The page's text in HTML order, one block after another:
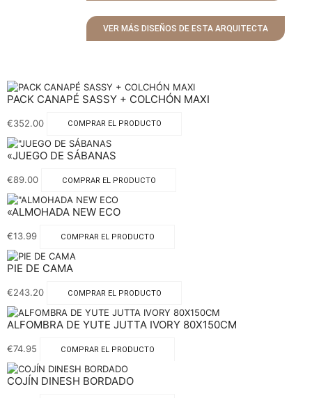
VER MÁS DISEÑOS DE ESTA ARQUITECTA
PACK CANAPÉ SASSY + COLCHÓN MAXI
€352.00 COMPRAR EL PRODUCTO
«JUEGO DE SÁBANAS
€89.00 COMPRAR EL PRODUCTO
«ALMOHADA NEW ECO
€13.99 COMPRAR EL PRODUCTO
PIE DE CAMA
€243.20 COMPRAR EL PRODUCTO
ALFOMBRA DE YUTE JUTTA IVORY 80X150CM
€74.95 COMPRAR EL PRODUCTO
COJÍN DINESH BORDADO